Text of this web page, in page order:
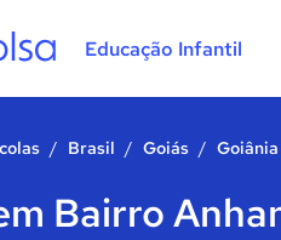
Educação Infantil
/ Brasil / Goiás / Goiânia
Bairro